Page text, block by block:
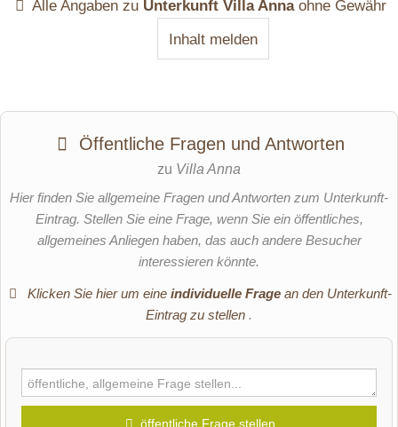
Alle Angaben zu Unterkunft Villa Anna ohne Gewähr
Inhalt melden
Öffentliche Fragen und Antworten
zu Villa Anna
Hier finden Sie allgemeine Fragen und Antworten zum Unterkunft-
Eintrag. Stellen Sie eine Frage, wenn Sie ein öffentliches,
allgemeines Anliegen haben, das auch andere Besucher
interessieren könnte.
Klicken Sie hier um eine individuelle Fragean den Unterkunft-
Eintrag zu stellen .
öffentliche Frage stellen